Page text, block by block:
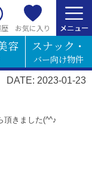
お気に入り
容 スナック・
バー向け物件
DATE: 2023-01-23
頂きました(^^♪